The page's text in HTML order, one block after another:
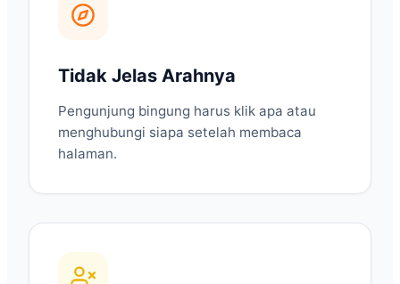
Tidak Jelas Arahnya
Pengunjung bingung harus klik apa atau
menghubungi siapa setelah membaca
halaman.